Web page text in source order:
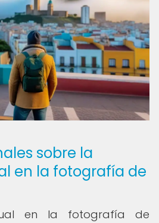
sobre la
en la fotografía de
en la fotografía de